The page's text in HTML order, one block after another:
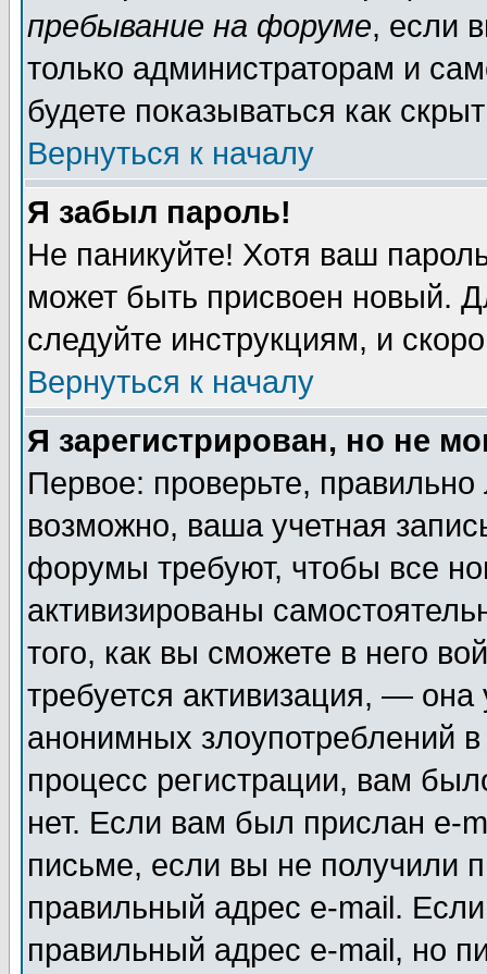
пребывание на форуме, если
только администраторам и
будете показываться как
Вернуться к началу
Я забыл пароль!
Не паникуйте! Хотя ваш
может быть присвоен новый.
следуйте инструкциям, и
Вернуться к началу
Я зарегистрирован, но не
Первое: проверьте,
возможно, ваша учетная
форумы требуют, чтобы все
активизированы
того, как вы сможете в него
требуется активизация, —
анонимных злоупотреблений
процесс регистрации, вам
нет. Если вам был прислан e-
письме, если вы не получили
правильный адрес e-mail.
правильный адрес e-mail, но